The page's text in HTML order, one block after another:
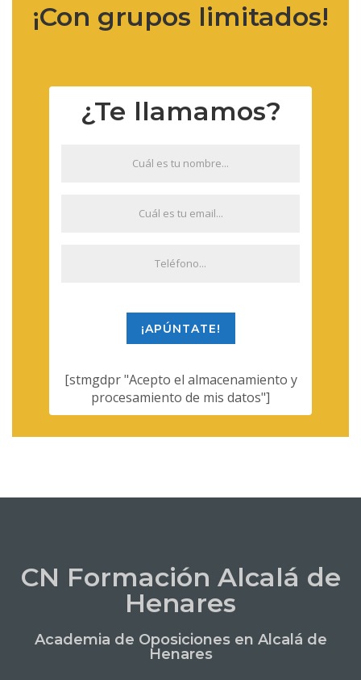
¡Con grupos limitados!
¿Te llamamos?
¡APÚNTATE!
[stmgdpr "Acepto el almacenamiento y
procesamiento de mis datos"]
CN Formación Alcalá de
Henares
Academia de Oposiciones en Alcalá de
Henares